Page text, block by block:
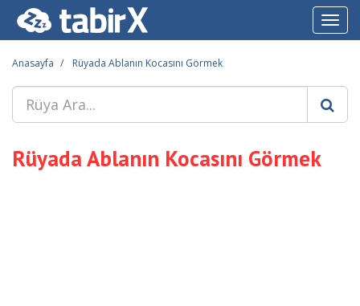
Anasayfa Rüyada Ablanın Kocasını Görmek
Rüyada Ablanın Kocasını Görmek